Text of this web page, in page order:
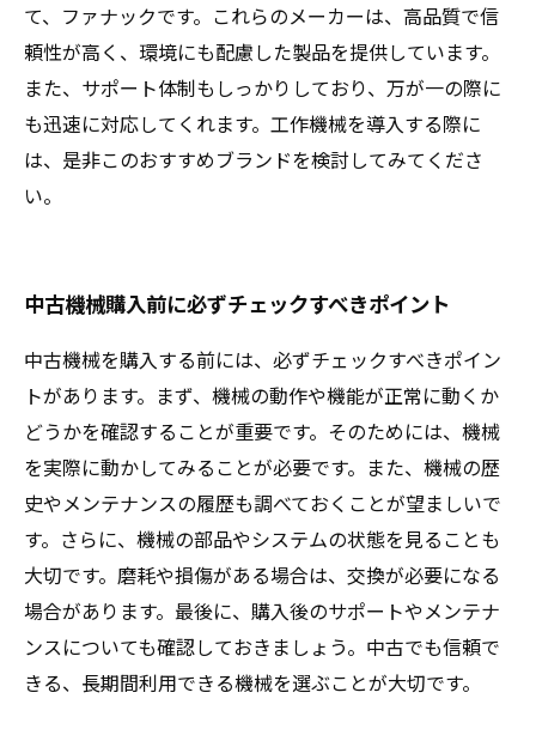
て、ファナックです。これらのメーカーは、高品質で信
頼性が高く、環境にも配慮した製品を提供しています。
また、サポート体制もしっかりしており、万が一の際に
も迅速に対応してくれます。工作機械を導入する際に
は、是非このおすすめブランドを検討してみてくださ
い。
中古機械購入前に必ずチェックすべきポイント
中古機械を購入する前には、必ずチェックすべきポイン
トがあります。まず、機械の動作や機能が正常に動くか
どうかを確認することが重要です。そのためには、機械
を実際に動かしてみることが必要です。また、機械の歴
史やメンテナンスの履歴も調べておくことが望ましいで
す。さらに、機械の部品やシステムの状態を見ることも
大切です。磨耗や損傷がある場合は、交換が必要になる
場合があります。最後に、購入後のサポートやメンテナ
ンスについても確認しておきましょう。中古でも信頼で
きる、長期間利用できる機械を選ぶことが大切です。